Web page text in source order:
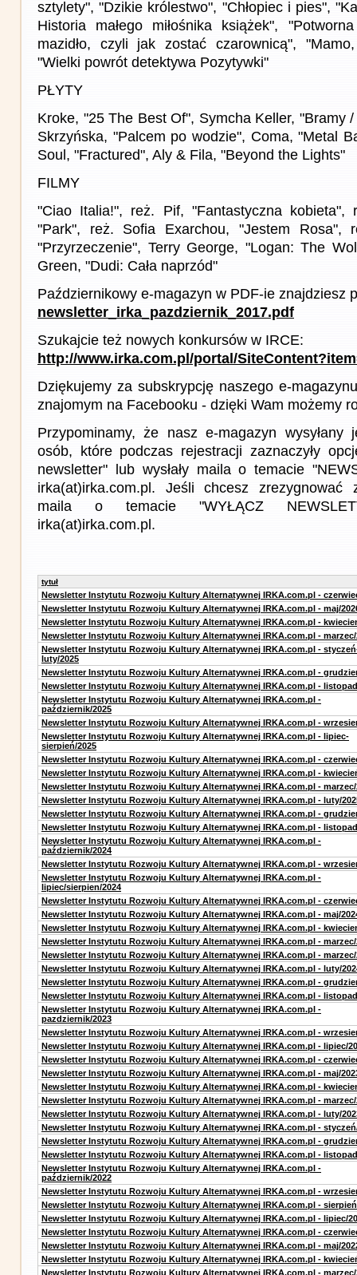
sztylety", "Dzikie królestwo", "Chłopiec i pies",
Historia małego miłośnika książek",
mazidło, czyli jak zostać czarownicą",
"Wielki powrót detektywa Pozytywki"
PŁYTY
Kroke, "25 The Best Of", Symcha Keller, "Bramy
Skrzyńska, "Palcem po wodzie", Coma, "Metal
Soul, "Fractured", Aly & Fila, "Beyond the Lights"
FILMY
"Ciao Italia!", reż. Pif, "Fantastyczna kobieta",
"Park", reż. Sofia Exarchou, "Jestem Rosa",
"Przyrzeczenie", Terry George, "Logan: The
Green, "Dudi: Cała naprzód"
Październikowy e-magazyn w PDF-ie znajdziesz
newsletter_irka_pazdziernik_2017.pdf
Szukajcie też nowych konkursów w IRCE:
http://www.irka.com.pl/portal/
Dziękujemy za subskrypcję naszego e-
znajomym na Facebooku - dzięki Wam możemy
Przypominamy, że nasz e-magazyn
osób, które podczas rejestracji zaznaczyły
newsletter" lub wysłały maila o temacie
irka(at)irka.com.pl. Jeśli chcesz zrezygnować
maila o temacie "WYŁĄCZ
irka(at)irka.com.pl.
tytuł
Newsletter Instytutu Rozwoju Kultury Alternatywnej IRKA.com.pl -
Newsletter Instytutu Rozwoju Kultury Alternatywnej IRKA.com.pl - maj/
Newsletter Instytutu Rozwoju Kultury Alternatywnej IRKA.com.pl -
Newsletter Instytutu Rozwoju Kultury Alternatywnej IRKA.com.pl - marzec/
Newsletter Instytutu Rozwoju Kultury Alternatywnej IRKA.com.pl -
luty/2025
Newsletter Instytutu Rozwoju Kultury Alternatywnej IRKA.com.pl -
Newsletter Instytutu Rozwoju Kultury Alternatywnej IRKA.com.pl -
Newsletter Instytutu Rozwoju Kultury Alternatywnej IRKA.com.pl -
październik/2025
Newsletter Instytutu Rozwoju Kultury Alternatywnej IRKA.com.pl -
Newsletter Instytutu Rozwoju Kultury Alternatywnej IRKA.com.pl - lipiec-
sierpień/2025
Newsletter Instytutu Rozwoju Kultury Alternatywnej IRKA.com.pl -
Newsletter Instytutu Rozwoju Kultury Alternatywnej IRKA.com.pl -
Newsletter Instytutu Rozwoju Kultury Alternatywnej IRKA.com.pl - marzec/
Newsletter Instytutu Rozwoju Kultury Alternatywnej IRKA.com.pl - luty/
Newsletter Instytutu Rozwoju Kultury Alternatywnej IRKA.com.pl -
Newsletter Instytutu Rozwoju Kultury Alternatywnej IRKA.com.pl -
Newsletter Instytutu Rozwoju Kultury Alternatywnej IRKA.com.pl -
październik/2024
Newsletter Instytutu Rozwoju Kultury Alternatywnej IRKA.com.pl -
Newsletter Instytutu Rozwoju Kultury Alternatywnej IRKA.com.pl -
lipiec/sierpien/2024
Newsletter Instytutu Rozwoju Kultury Alternatywnej IRKA.com.pl -
Newsletter Instytutu Rozwoju Kultury Alternatywnej IRKA.com.pl - maj/
Newsletter Instytutu Rozwoju Kultury Alternatywnej IRKA.com.pl -
Newsletter Instytutu Rozwoju Kultury Alternatywnej IRKA.com.pl - marzec/
Newsletter Instytutu Rozwoju Kultury Alternatywnej IRKA.com.pl - marzec/
Newsletter Instytutu Rozwoju Kultury Alternatywnej IRKA.com.pl - luty/
Newsletter Instytutu Rozwoju Kultury Alternatywnej IRKA.com.pl -
Newsletter Instytutu Rozwoju Kultury Alternatywnej IRKA.com.pl -
Newsletter Instytutu Rozwoju Kultury Alternatywnej IRKA.com.pl -
pazdziernik/2023
Newsletter Instytutu Rozwoju Kultury Alternatywnej IRKA.com.pl -
Newsletter Instytutu Rozwoju Kultury Alternatywnej IRKA.com.pl - lipiec/
Newsletter Instytutu Rozwoju Kultury Alternatywnej IRKA.com.pl -
Newsletter Instytutu Rozwoju Kultury Alternatywnej IRKA.com.pl - maj/
Newsletter Instytutu Rozwoju Kultury Alternatywnej IRKA.com.pl -
Newsletter Instytutu Rozwoju Kultury Alternatywnej IRKA.com.pl - marzec/
Newsletter Instytutu Rozwoju Kultury Alternatywnej IRKA.com.pl - luty/
Newsletter Instytutu Rozwoju Kultury Alternatywnej IRKA.com.pl -
Newsletter Instytutu Rozwoju Kultury Alternatywnej IRKA.com.pl -
Newsletter Instytutu Rozwoju Kultury Alternatywnej IRKA.com.pl -
Newsletter Instytutu Rozwoju Kultury Alternatywnej IRKA.com.pl -
październik/2022
Newsletter Instytutu Rozwoju Kultury Alternatywnej IRKA.com.pl -
Newsletter Instytutu Rozwoju Kultury Alternatywnej IRKA.com.pl -
Newsletter Instytutu Rozwoju Kultury Alternatywnej IRKA.com.pl - lipiec/
Newsletter Instytutu Rozwoju Kultury Alternatywnej IRKA.com.pl -
Newsletter Instytutu Rozwoju Kultury Alternatywnej IRKA.com.pl - maj/
Newsletter Instytutu Rozwoju Kultury Alternatywnej IRKA.com.pl -
Newsletter Instytutu Rozwoju Kultury Alternatywnej IRKA.com.pl - marzec/